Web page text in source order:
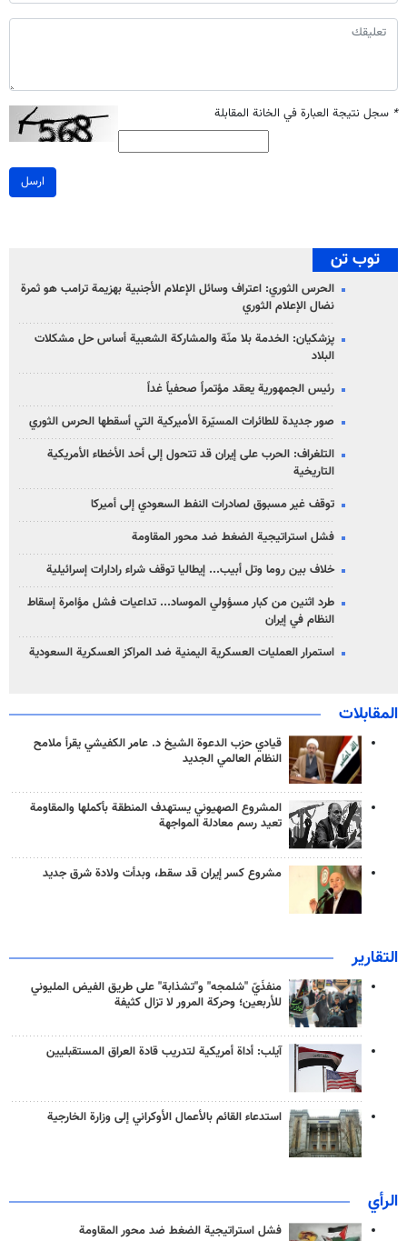
* سجل نتيجة العبارة في الخانة المقابلة
ارسل
توب تن
الحرس الثوري: اعتراف وسائل الإعلام الأجنبية بهزيمة ترامب هو ثمرة
نضال الإعلام الثوري
پزشکیان: الخدمة بلا منّة والمشاركة الشعبية أساس حل مشكلات
البلاد
رئيس الجمهورية يعقد مؤتمراً صحفياً غداً
صور جديدة للطائرات المسيّرة الأميركية التي أسقطها الحرس الثوري
التلغراف: الحرب على إيران قد تتحول إلى أحد الأخطاء الأمريكية
التاريخية
توقف غير مسبوق لصادرات النفط السعودي إلى أميركا
فشل استراتيجية الضغط ضد محور المقاومة
خلاف بين روما وتل أبيب... إيطاليا توقف شراء رادارات إسرائيلية
طرد اثنين من كبار مسؤولي الموساد... تداعيات فشل مؤامرة إسقاط
النظام في إيران
استمرار العمليات العسكرية اليمنية ضد المراكز العسكرية السعودية
المقابلات
قيادي حزب الدعوة الشيخ د. عامر الكفيشي يقرأ ملامح
النظام العالمي الجديد
المشروع الصهيوني يستهدف المنطقة بأكملها والمقاومة
تعيد رسم معادلة المواجهة
مشروع كسر إيران قد سقط، وبدأت ولادة شرق جديد
التقارير
منفذَيّ "شلمجه" و"تشذابة" على طريق الفيض المليوني
للأربعين؛ وحركة المرور لا تزال كثيفة
آيلب: أداة أمريكية لتدريب قادة العراق المستقبليين
استدعاء القائم بالأعمال الأوكراني إلى وزارة الخارجية
الرأي
فشل استراتيجية الضغط ضد محور المقاومة